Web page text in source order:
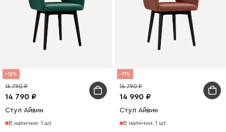
12
14 790
16 790
Стул Айвин
В наличии: 1 шт.
11
14 990
16 790
Стул Айвин
В наличии: 1 шт.